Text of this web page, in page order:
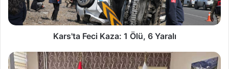
Kars'ta Feci Kaza: 1 Ölü, 6 Yaralı